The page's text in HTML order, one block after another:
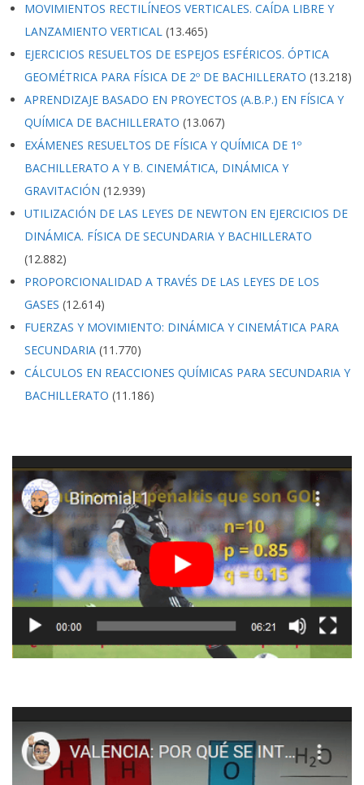
MOVIMIENTOS RECTILÍNEOS VERTICALES. CAÍDA LIBRE Y
LANZAMIENTO VERTICAL (13.465)
EJERCICIOS RESUELTOS DE ESPEJOS ESFÉRICOS. ÓPTICA
GEOMÉTRICA PARA FÍSICA DE 2º DE BACHILLERATO (13.218)
APRENDIZAJE BASADO EN PROYECTOS (A.B.P.) EN FÍSICA Y
QUÍMICA DE BACHILLERATO (13.067)
EXÁMENES RESUELTOS DE FÍSICA Y QUÍMICA DE 1º
BACHILLERATO A Y B. CINEMÁTICA, DINÁMICA Y
GRAVITACIÓN (12.939)
UTILIZACIÓN DE LAS LEYES DE NEWTON EN EJERCICIOS DE
DINÁMICA. FÍSICA DE SECUNDARIA Y BACHILLERATO
(12.882)
PROPORCIONALIDAD A TRAVÉS DE LAS LEYES DE LOS
GASES (12.614)
FUERZAS Y MOVIMIENTO: DINÁMICA Y CINEMÁTICA PARA
SECUNDARIA (11.770)
CÁLCULOS EN REACCIONES QUÍMICAS PARA SECUNDARIA Y
BACHILLERATO (11.186)